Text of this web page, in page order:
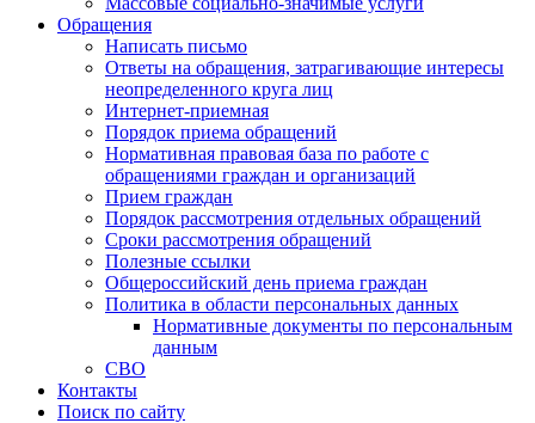
Обращения
Написать письмо
Ответы на обращения, затрагивающие интересы
неопределенного круга лиц
Интернет-приемная
Порядок приема обращений
Нормативная правовая база по работе с
обращениями граждан и организаций
Прием граждан
Порядок рассмотрения отдельных обращений
Сроки рассмотрения обращений
Полезные ссылки
Общероссийский день приема граждан
Политика в области персональных данных
Нормативные документы по персональным
данным
СВО
Контакты
Поиск по сайту